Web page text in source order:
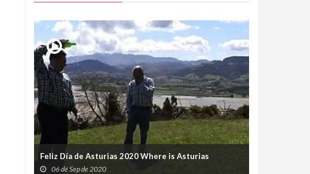
Feliz Día de Asturias 2020 Where is Asturias
06 de Sep de 2020